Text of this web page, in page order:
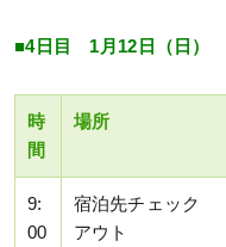
■4日目 1月12日（日）
時
間
場所
9:
00
宿泊先チェック
アウト